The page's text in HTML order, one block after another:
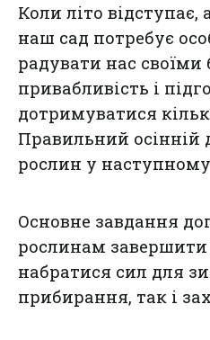
Коли літо
наш сад потребує
радувати нас
привабливість і
дотримуватися
Правильний осінній
рослин у наступному
Основне завдання
рослинам завершити
набратися сил для
прибирання, так і